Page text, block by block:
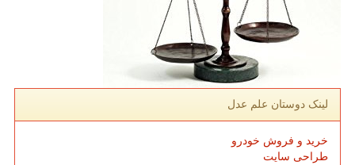
لینک دوستان علم عدل
خرید و فروش خودرو
طراحی سایت